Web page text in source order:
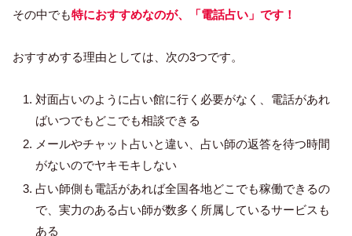
その中でも特におすすめなのが、「電話占い」です！
おすすめする理由としては、次の3つです。
対面占いのように占い館に行く必要がなく、電話があれ
ばいつでもどこでも相談できる
メールやチャット占いと違い、占い師の返答を待つ時間
がないのでヤキモキしない
占い師側も電話があれば全国各地どこでも稼働できるの
で、実力のある占い師が数多く所属しているサービスも
ある